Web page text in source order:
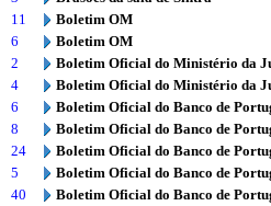
11
Boletim OM
6
Boletim OM
2
Boletim Oficial do Ministério da
4
Boletim Oficial do Ministério da
6
Boletim Oficial do Banco de
8
Boletim Oficial do Banco de
24
Boletim Oficial do Banco de
5
Boletim Oficial do Banco de
40
Boletim Oficial do Banco de